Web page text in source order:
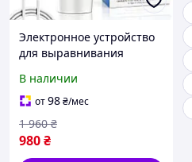
Электронное устройство
для выравнивания
продувания евстахиевой
трубы Afenau (Ear Popper)
В наличии
от98₴/мес
980₴
1 960 ₴